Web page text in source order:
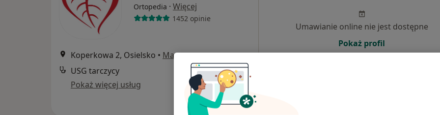
Ortopedia · Więcej
1452 opinie
Koperkowa 2, Osielsko • Mapa
USG tarczycy
200 zł
Pokaż więcej usług
Umawianie online nie jest dostępne
Pokaż profil